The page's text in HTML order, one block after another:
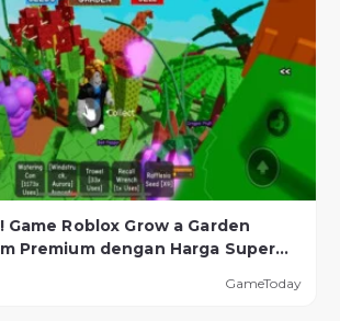
Game Roblox Grow a Garden
Premium dengan Harga Super
GameToday